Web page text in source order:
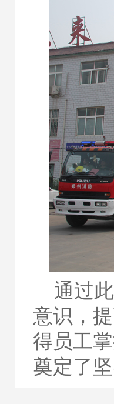
通过此
意识，
得员工
奠定了